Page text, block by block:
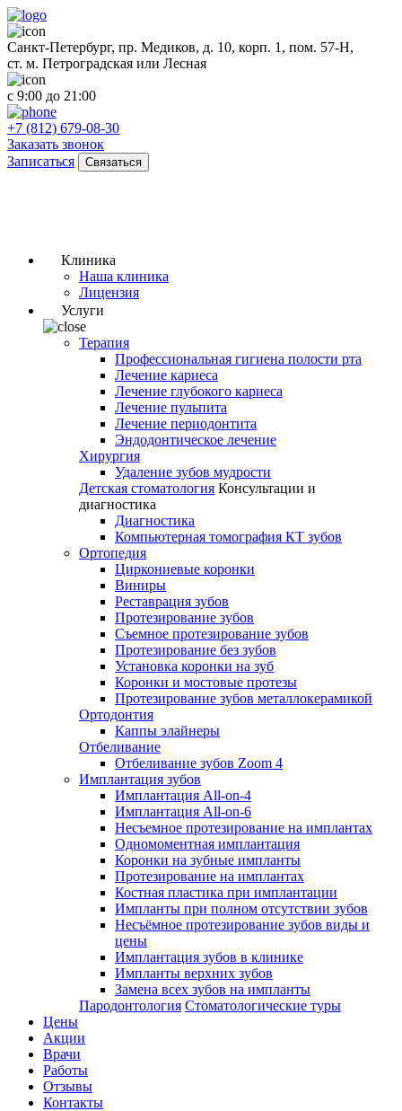
Санкт-Петербург, пр. Медиков, д. 10, корп. 1, пом. 57-Н,
ст. м. Петроградская или Лесная
с 9:00 до 21:00
+7 (812) 679-08-30
Заказать звонок
Записаться
Связаться
Клиника
Наша клиника
Лицензия
Услуги
Терапия
Профессиональная гигиена полости рта
Лечение кариеса
Лечение глубокого кариеса
Лечение пульпита
Лечение периодонтита
Эндодонтическое лечение
Хирургия
Удаление зубов мудрости
Детская стоматология Консультации и
диагностика
Диагностика
Компьютерная томография КТ зубов
Ортопедия
Циркониевые коронки
Виниры
Реставрация зубов
Протезирование зубов
Съемное протезирование зубов
Протезирование без зубов
Установка коронки на зуб
Коронки и мостовые протезы
Протезирование зубов металлокерамикой
Ортодонтия
Каппы элайнеры
Отбеливание
Отбеливание зубов Zoom 4
Имплантация зубов
Имплантация All-on-4
Имплантация All-on-6
Несъемное протезирование на имплантах
Одномоментная имплантация
Коронки на зубные импланты
Протезирование на имплантах
Костная пластика при имплантации
Импланты при полном отсутствии зубов
Несъёмное протезирование зубов виды и
цены
Имплантация зубов в клинике
Импланты верхних зубов
Замена всех зубов на импланты
Пародонтология Стоматологические туры
Цены
Акции
Врачи
Работы
Отзывы
Контакты